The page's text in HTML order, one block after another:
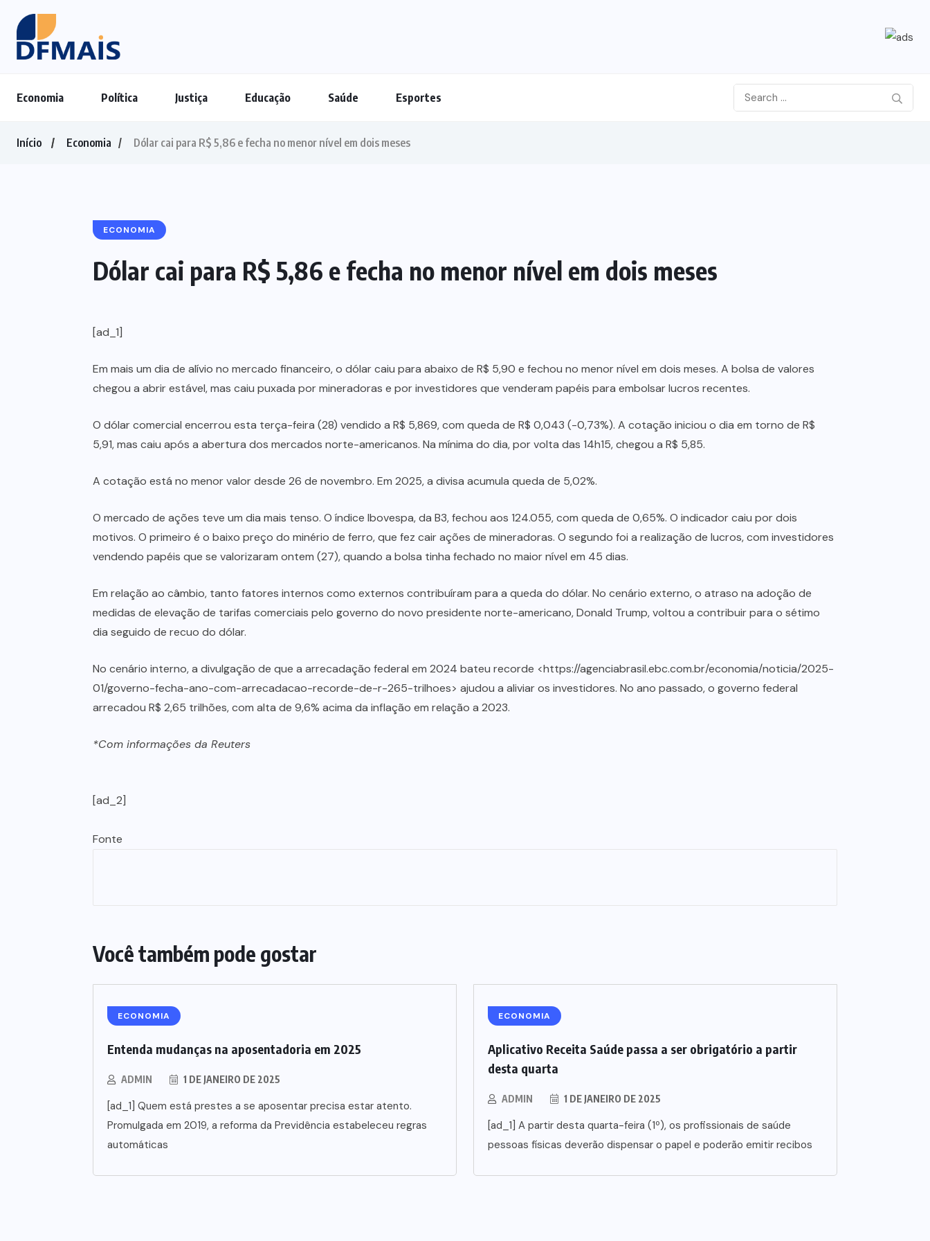
Economia Política Justiça Educação Saúde Esportes
Início Economia Dólar cai para R$ 5,86 e fecha no menor nível em dois meses
ECONOMIA
Dólar cai para R$ 5,86 e fecha no menor nível em dois meses
[ad_1]
Em mais um dia de alívio no mercado financeiro, o dólar caiu para abaixo de R$ 5,90 e fechou no menor nível em dois meses. A bolsa de valores
chegou a abrir estável, mas caiu puxada por mineradoras e por investidores que venderam papéis para embolsar lucros recentes.
O dólar comercial encerrou esta terça-feira (28) vendido a R$ 5,869, com queda de R$ 0,043 (-0,73%). A cotação iniciou o dia em torno de R$
5,91, mas caiu após a abertura dos mercados norte-americanos. Na mínima do dia, por volta das 14h15, chegou a R$ 5,85.
A cotação está no menor valor desde 26 de novembro. Em 2025, a divisa acumula queda de 5,02%.
O mercado de ações teve um dia mais tenso. O índice Ibovespa, da B3, fechou aos 124.055, com queda de 0,65%. O indicador caiu por dois
motivos. O primeiro é o baixo preço do minério de ferro, que fez cair ações de mineradoras. O segundo foi a realização de lucros, com investidores
vendendo papéis que se valorizaram ontem (27), quando a bolsa tinha fechado no maior nível em 45 dias.
Em relação ao câmbio, tanto fatores internos como externos contribuíram para a queda do dólar. No cenário externo, o atraso na adoção de
medidas de elevação de tarifas comerciais pelo governo do novo presidente norte-americano, Donald Trump, voltou a contribuir para o sétimo
dia seguido de recuo do dólar.
No cenário interno, a divulgação de que a arrecadação federal em 2024 bateu recorde <https://agenciabrasil.ebc.com.br/economia/noticia/2025-
01/governo-fecha-ano-com-arrecadacao-recorde-de-r-265-trilhoes> ajudou a aliviar os investidores. No ano passado, o governo federal
arrecadou R$ 2,65 trilhões, com alta de 9,6% acima da inflação em relação a 2023.
*Com informações da Reuters
[ad_2]
Fonte
Você também pode gostar
ECONOMIA
Entenda mudanças na aposentadoria em 2025
ADMIN 1 DE JANEIRO DE 2025
[ad_1] Quem está prestes a se aposentar precisa estar atento.
Promulgada em 2019, a reforma da Previdência estabeleceu regras
automáticas
ECONOMIA
Aplicativo Receita Saúde passa a ser obrigatório a partir
desta quarta
ADMIN 1 DE JANEIRO DE 2025
[ad_1] A partir desta quarta-feira (1º), os profissionais de saúde
pessoas físicas deverão dispensar o papel e poderão emitir recibos